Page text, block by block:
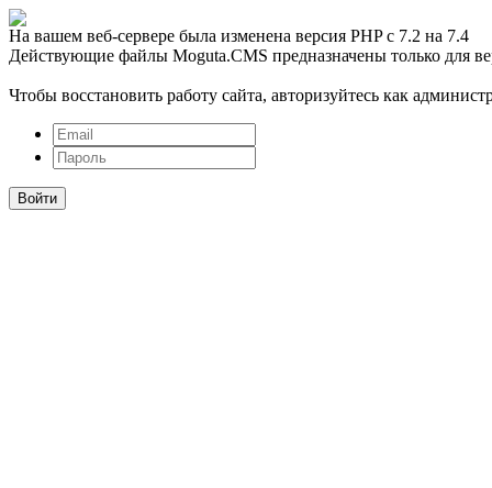
На вашем веб-сервере была изменена версия PHP с 7.2 на 7.4
Действующие файлы Moguta.CMS предназначены только для
Чтобы восстановить работу сайта, авторизуйтесь как
Войти